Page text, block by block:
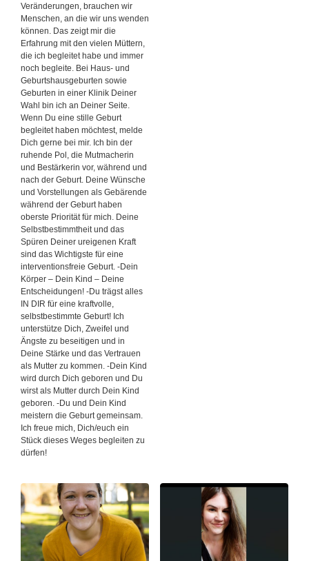
Veränderungen, brauchen wir
Menschen, an die wir uns wenden
können. Das zeigt mir die
Erfahrung mit den vielen Müttern,
die ich begleitet habe und immer
noch begleite. Bei Haus- und
Geburtshausgeburten sowie
Geburten in einer Klinik Deiner
Wahl bin ich an Deiner Seite.
Wenn Du eine stille Geburt
begleitet haben möchtest, melde
Dich gerne bei mir. Ich bin der
ruhende Pol, die Mutmacherin
und Bestärkerin vor, während und
nach der Geburt. Deine Wünsche
und Vorstellungen als Gebärende
während der Geburt haben
oberste Priorität für mich. Deine
Selbstbestimmtheit und das
Spüren Deiner ureigenen Kraft
sind das Wichtigste für eine
interventionsfreie Geburt. -Dein
Körper – Dein Kind – Deine
Entscheidungen! -Du trägst alles
IN DIR für eine kraftvolle,
selbstbestimmte Geburt! Ich
unterstütze Dich, Zweifel und
Ängste zu beseitigen und in
Deine Stärke und das Vertrauen
als Mutter zu kommen. -Dein Kind
wird durch Dich geboren und Du
wirst als Mutter durch Dein Kind
geboren. -Du und Dein Kind
meistern die Geburt gemeinsam.
Ich freue mich, Dich/euch ein
Stück dieses Weges begleiten zu
dürfen!